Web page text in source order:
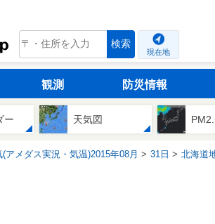
tenki.jp 検索
現在地
観測 防災情報
ー 天気図
アメダス実況・気温)2015年08月 31日 北海道